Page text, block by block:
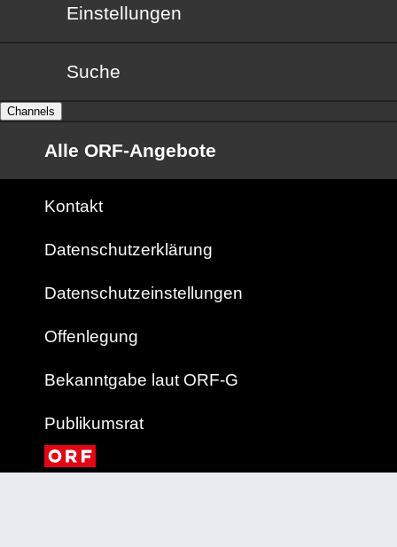
Einstellungen
Suche
Channels
Alle ORF-Angebote
Kontakt
Datenschutzerklärung
Datenschutzeinstellungen
Offenlegung
Bekanntgabe laut ORF-G
Publikumsrat